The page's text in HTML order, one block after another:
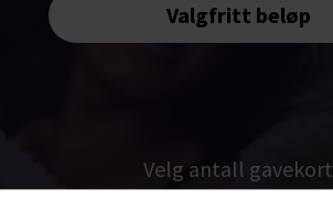
Velg antall gavekort